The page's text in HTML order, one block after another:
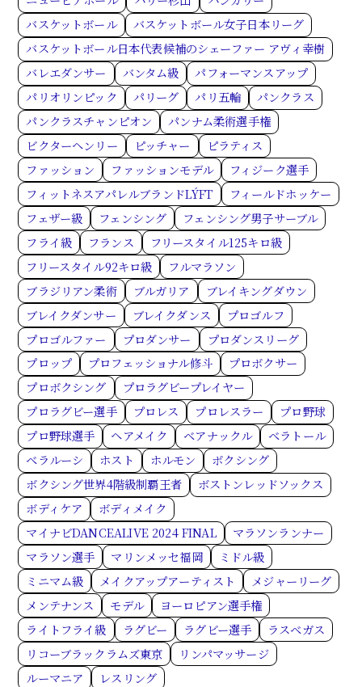
バスケットボール
バスケットボール女子日本リーグ
バスケットボール日本代表候補のシェーファー アヴィ幸樹
バレエダンサー
バンタム級
パフォーマンスアップ
パリオリンピック
パリーグ パリ五輪
パンクラス
パンクラスチャンピオン
パンナム柔術選手権
ビクターヘンリー
ピッチャー
ピラティス
ファッション
ファッションモデル
フィジーク選手
フィットネスアパレルブランドLÝFT
フィールドホッケー
フェザー級
フェンシング
フェンシング男子サーブル
フライ級
フランス
フリースタイル125キロ級
フリースタイル92キロ級
フルマラソン
ブラジリアン柔術
ブルガリア
ブレイキングダウン
ブレイクダンサー
ブレイクダンス
プロゴルフ
プロゴルファー
プロダンサー
プロダンスリーグ
プロップ
プロフェッショナル修斗
プロボクサー
プロボクシング
プロラグビープレイヤー
プロラグビー選手
プロレス プロレスラー
プロ野球
プロ野球選手
ヘアメイク ベアナックル
ベラトール
ベラルーシ
ホスト ホルモン
ボクシング
ボクシング世界4階級制覇王者
ボストンレッドソックス
ボディケア
ボディメイク
マイナビDANCEALIVE 2024 FINAL
マラソンランナー
マラソン選手
マリンメッセ福岡
ミドル級
ミニマム級
メイクアップアーティスト
メジャーリーグ
メンテナンス
モデル
ヨーロピアン選手権
ライトフライ級
ラグビー ラグビー選手
ラスベガス
リコーブラックラムズ東京
リンパマッサージ
ルーマニア
レスリング